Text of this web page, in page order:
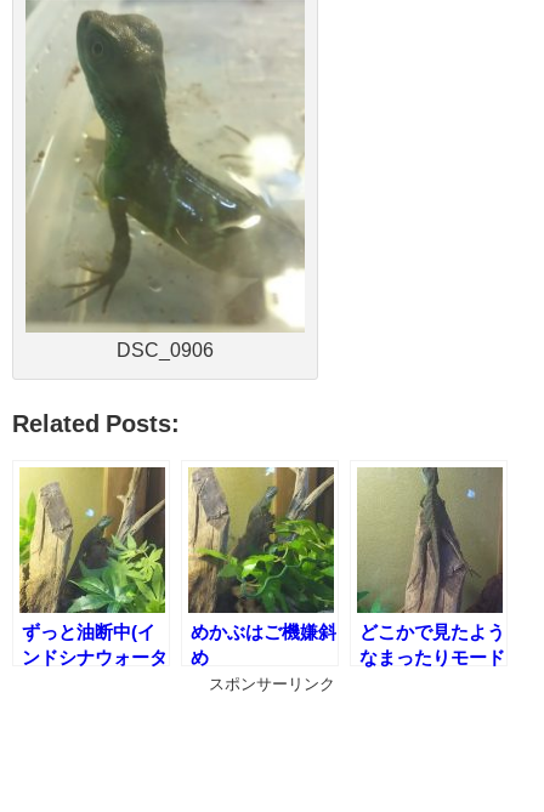
DSC_0906
Related Posts:
ずっと油断中(イ
ンドシナウォータ
めかぶはご機嫌斜
め
どこかで見たよう
なまったりモード
スポンサーリンク